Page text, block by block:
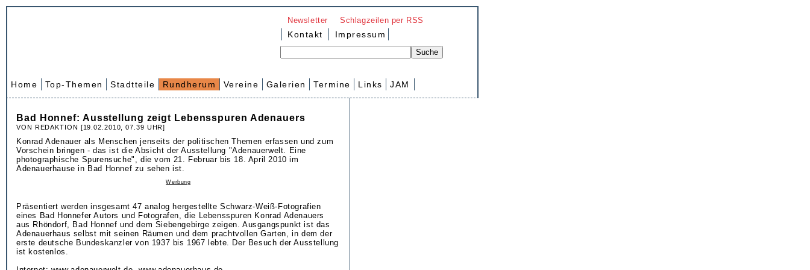
Newsletter Schlagzeilen per RSS
Kontakt Impressum
Home Top-Themen Stadtteile Rundherum Vereine Galerien Termine Links JAM
Bad Honnef: Ausstellung zeigt Lebensspuren Adenauers
VON REDAKTION [19.02.2010, 07.39 UHR]
Konrad Adenauer als Menschen jenseits der politischen Themen erfassen und zum
Vorschein bringen - das ist die Absicht der Ausstellung "Adenauerwelt. Eine
photographische Spurensuche", die vom 21. Februar bis 18. April 2010 im
Adenauerhause in Bad Honnef zu sehen ist.
Werbung
Präsentiert werden insgesamt 47 analog hergestellte Schwarz-Weiß-Fotografien
eines Bad Honnefer Autors und Fotografen, die Lebensspuren Konrad Adenauers
aus Rhöndorf, Bad Honnef und dem Siebengebirge zeigen. Ausgangspunkt ist das
Adenauerhaus selbst mit seinen Räumen und dem prachtvollen Garten, in dem der
erste deutsche Bundeskanzler von 1937 bis 1967 lebte. Der Besuch der Ausstellung
ist kostenlos.